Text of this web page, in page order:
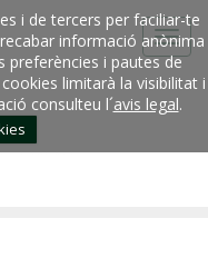
i de tercers per faciliar-te
informació anònima
preferències i pautes de
limitarà la visibilitat i
consulteu l´avis legal.